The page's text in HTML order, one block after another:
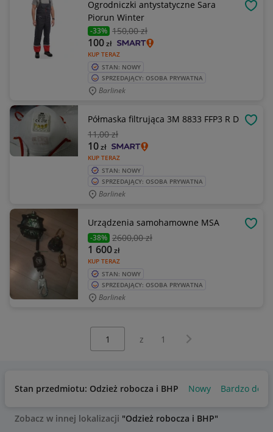
Ogrodniczki antystatyczne Sara
Piorun Winter
-33% 150,00 zł
KUP TERAZ
100zł
STAN: NOWY
SPRZEDAJĄCY: OSOBA PRYWATNA
Barlinek
Półmaska filtrująca 3M 8833 FFP3 R D
11,00 zł
KUP TERAZ
10zł
STAN: NOWY
SPRZEDAJĄCY: OSOBA PRYWATNA
Barlinek
Urządzenia samohamowne MSA
-38% 2600,00 zł
KUP TERAZ
1 600zł
STAN: NOWY
SPRZEDAJĄCY: OSOBA PRYWATNA
Barlinek
z 1 Następna strona
Stan przedmiotu: Odzież robocza i BHP Nowy Bardzo
Zobacz w innej lokalizacji "Odzież robocza i BHP"